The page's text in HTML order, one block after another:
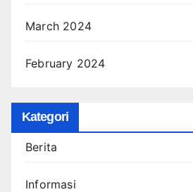
March 2024
February 2024
Kategori
Berita
Informasi